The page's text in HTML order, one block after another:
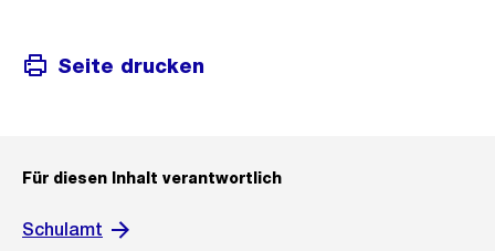
Seite drucken
Für diesen Inhalt verantwortlich
Schulamt